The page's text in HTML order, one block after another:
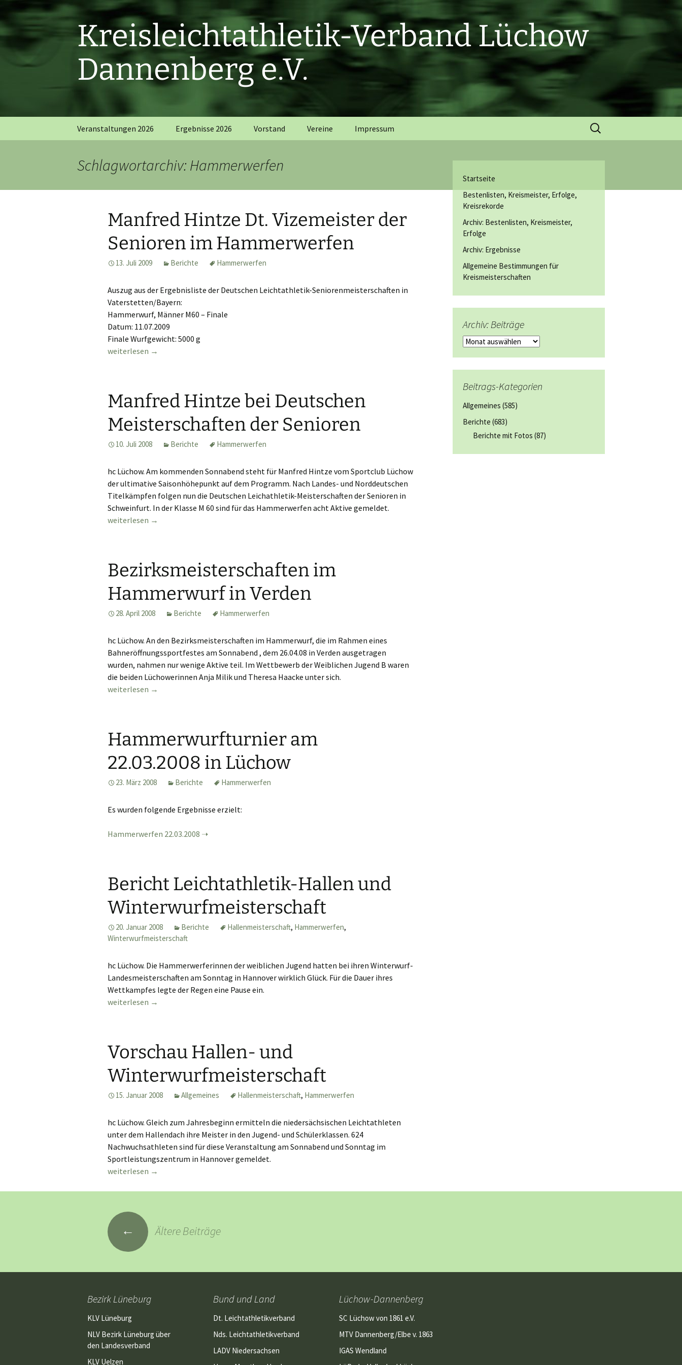
springen
Kreisleichtathletik-Verband Lüchow
Dannenberg e.V.
Veranstaltungen 2026 Ergebnisse 2026 Vorstand Vereine Impressum
Suchen
nach:
Schlagwortarchiv: Hammerwerfen
Manfred Hintze Dt. Vizemeister der
Senioren im Hammerwerfen
13. Juli 2009 Berichte Hammerwerfen
Auszug aus der Ergebnisliste der Deutschen Leichtathletik-Seniorenmeisterschaften in
Vaterstetten/Bayern:
Hammerwurf, Männer M60 – Finale
Datum: 11.07.2009
Finale Wurfgewicht: 5000 g
Manfred Hintze Dt. Vizemeister der Senioren im Hammerwerfen
weiterlesen →
Manfred Hintze bei Deutschen
Meisterschaften der Senioren
10. Juli 2008 Berichte Hammerwerfen
hc Lüchow. Am kommenden Sonnabend steht für Manfred Hintze vom Sportclub Lüchow
der ultimative Saisonhöhepunkt auf dem Programm. Nach Landes- und Norddeutschen
Titelkämpfen folgen nun die Deutschen Leichathletik-Meisterschaften der Senioren in
Schweinfurt. In der Klasse M 60 sind für das Hammerwerfen acht Aktive gemeldet.
Manfred Hintze bei Deutschen Meisterschaften der Senioren
weiterlesen →
Bezirksmeisterschaften im
Hammerwurf in Verden
28. April 2008 Berichte Hammerwerfen
hc Lüchow. An den Bezirksmeisterschaften im Hammerwurf, die im Rahmen eines
Bahneröffnungssportfestes am Sonnabend , dem 26.04.08 in Verden ausgetragen
wurden, nahmen nur wenige Aktive teil. Im Wettbewerb der Weiblichen Jugend B waren
die beiden Lüchowerinnen Anja Milik und Theresa Haacke unter sich.
Bezirksmeisterschaften im Hammerwurf in Verden
weiterlesen →
Hammerwurfturnier am
22.03.2008 in Lüchow
23. März 2008 Berichte Hammerwerfen
Es wurden folgende Ergebnisse erzielt:
Hammerwerfen 22.03.2008
Bericht Leichtathletik-Hallen und
Winterwurfmeisterschaft
20. Januar 2008 Berichte Hallenmeisterschaft, Hammerwerfen,
Winterwurfmeisterschaft
hc Lüchow. Die Hammerwerferinnen der weiblichen Jugend hatten bei ihren Winterwurf-
Landesmeisterschaften am Sonntag in Hannover wirklich Glück. Für die Dauer ihres
Wettkampfes legte der Regen eine Pause ein.
Bericht Leichtathletik-Hallen und Winterwurfmeisterschaft
weiterlesen →
Vorschau Hallen- und
Winterwurfmeisterschaft
15. Januar 2008 Allgemeines Hallenmeisterschaft, Hammerwerfen
hc Lüchow. Gleich zum Jahresbeginn ermitteln die niedersächsischen Leichtathleten
unter dem Hallendach ihre Meister in den Jugend- und Schülerklassen. 624
Nachwuchsathleten sind für diese Veranstaltung am Sonnabend und Sonntag im
Sportleistungszentrum in Hannover gemeldet.
Vorschau Hallen- und Winterwurfmeisterschaft
weiterlesen →
Beitragsnavigation
← Ältere Beiträge
Startseite
Bestenlisten, Kreismeister, Erfolge,
Kreisrekorde
Archiv: Bestenlisten, Kreismeister,
Erfolge
Archiv: Ergebnisse
Allgemeine Bestimmungen für
Kreismeisterschaften
Archiv: Beiträge
Archiv:
Beitrags-Kategorien
Allgemeines (585)
Berichte (683)
Berichte mit Fotos (87)
Bezirk Lüneburg
KLV Lüneburg
NLV Bezirk Lüneburg über
den Landesverband
KLV Uelzen
Bund und Land
Dt. Leichtathletikverband
Nds. Leichtathletikverband
LADV Niedersachsen
Lüchow-Dannenberg
SC Lüchow von 1861 e.V.
MTV Dannenberg/Elbe v. 1863
IGAS Wendland